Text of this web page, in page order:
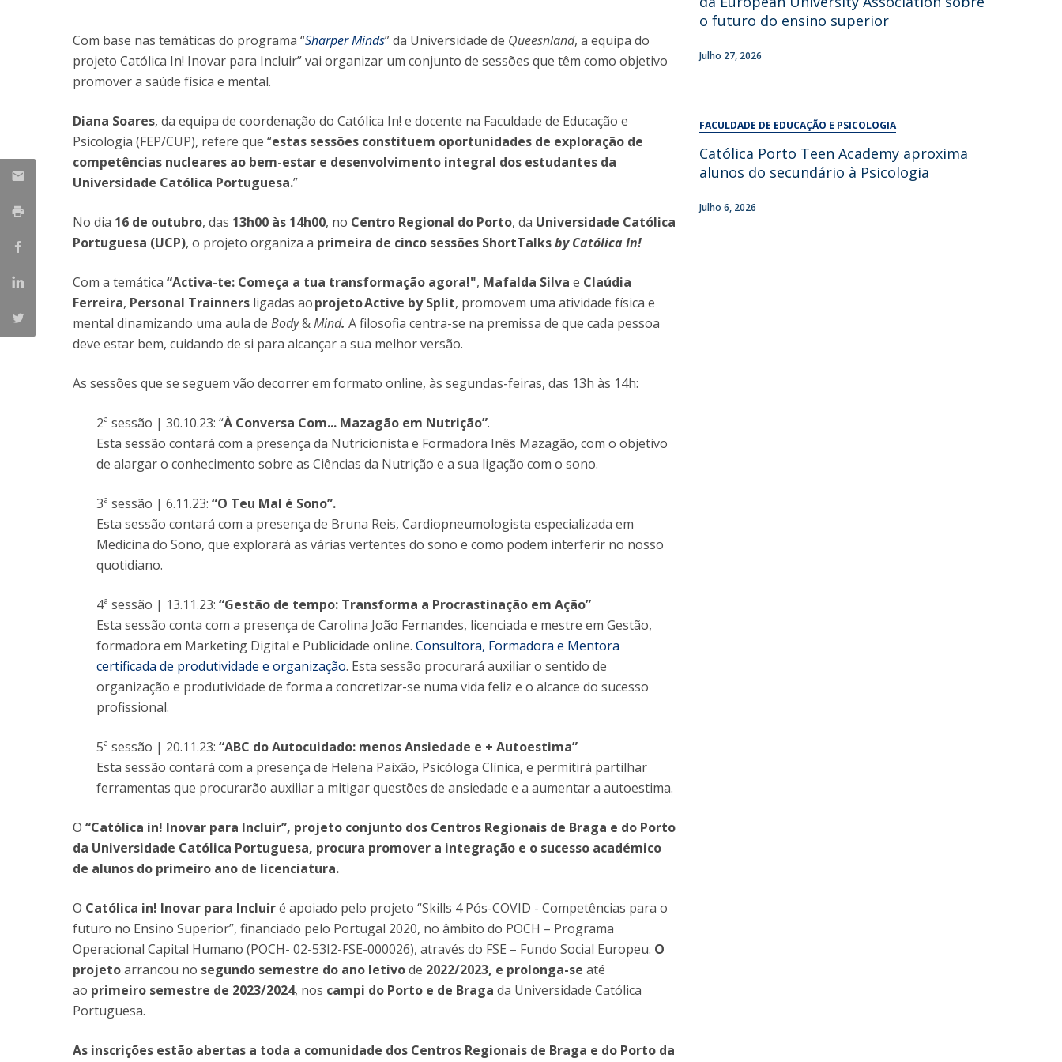
Research Centre for Human Development
| CEDH
HNL
Associação de Antigos Alunos de Psicologia
UDIP
Segurança e Emergência
Com base nas temáticas do programa “Sharper Minds” da Universidade de Queesnland, a equipa do
projeto Católica In! Inovar para Incluir” vai organizar um conjunto de sessões que têm como objetivo
promover a saúde física e mental.
Diana Soares, da equipa de coordenação do Católica In! e docente na Faculdade de Educação e
Psicologia (FEP/CUP), refere que “estas sessões constituem oportunidades de exploração de
competências nucleares ao bem-estar e desenvolvimento integral dos estudantes da
Universidade Católica Portuguesa.”
No dia 16 de outubro, das 13h00 às 14h00, no Centro Regional do Porto, da Universidade Católica
Portuguesa (UCP), o projeto organiza a primeira de cinco sessões ShortTalksby Católica In!
Com a temática “Activa-te: Começa a tua transformação agora!", Mafalda Silva e Claúdia
Ferreira, Personal Trainners ligadas aoprojeto Active by Split, promovem uma atividade física e
mental dinamizando uma aula de Body&Mind. A filosofia centra-se na premissa de que cada pessoa
deve estar bem, cuidando de si para alcançar a sua melhor versão.
As sessões que se seguem vão decorrer em formato online, às segundas-feiras, das 13h às 14h:
2ª sessão | 30.10.23: “À Conversa Com... Mazagão em Nutrição”.
Esta sessão contará com a presença da Nutricionista e Formadora Inês Mazagão, com o objetivo
de alargar o conhecimento sobre as Ciências da Nutrição e a sua ligação com o sono.
3ª sessão | 6.11.23: “O Teu Mal é Sono”.
Esta sessão contará com a presença de Bruna Reis, Cardiopneumologista especializada em
Medicina do Sono, que explorará as várias vertentes do sono e como podem interferir no nosso
quotidiano.
4ª sessão | 13.11.23: “Gestão de tempo: Transforma a Procrastinação em Ação”
Esta sessão conta com a presença de Carolina João Fernandes, licenciada e mestre em Gestão,
formadora em Marketing Digital e Publicidade online. Consultora, Formadora e Mentora
certificada de produtividade e organização. Esta sessão procurará auxiliar o sentido de
organização e produtividade de forma a concretizar-se numa vida feliz e o alcance do sucesso
profissional.
5ª sessão | 20.11.23: “ABC do Autocuidado: menos Ansiedade e + Autoestima”
Esta sessão contará com a presença de Helena Paixão, Psicóloga Clínica, e permitirá partilhar
ferramentas que procurarão auxiliar a mitigar questões de ansiedade e a aumentar a autoestima.
O “Católica in! Inovar para Incluir”, projeto conjunto dos Centros Regionais de Braga e do Porto
da Universidade Católica Portuguesa, procura promover a integração e o sucesso académico
de alunos do primeiro ano de licenciatura.
O Católica in! Inovar para Incluiré apoiado pelo projeto “Skills 4 Pós-COVID - Competências para o
futuro no Ensino Superior”, financiado pelo Portugal 2020, no âmbito do POCH – Programa
Operacional Capital Humano (POCH- 02-53I2-FSE-000026), através do FSE – Fundo Social Europeu. O
projetoarrancou no segundo semestre do ano letivode 2022/2023, e prolonga-se até
ao primeiro semestre de 2023/2024, nos campi do Porto e de Braga da Universidade Católica
Portuguesa.
As inscrições estão abertas a toda a comunidade dos Centros Regionais de Braga e do Porto da
o futuro do ensino superior
Julho 27, 2026
FACULDADE DE EDUCAÇÃO E PSICOLOGIA
Católica Porto Teen Academy aproxima
alunos do secundário à Psicologia
Julho 6, 2026